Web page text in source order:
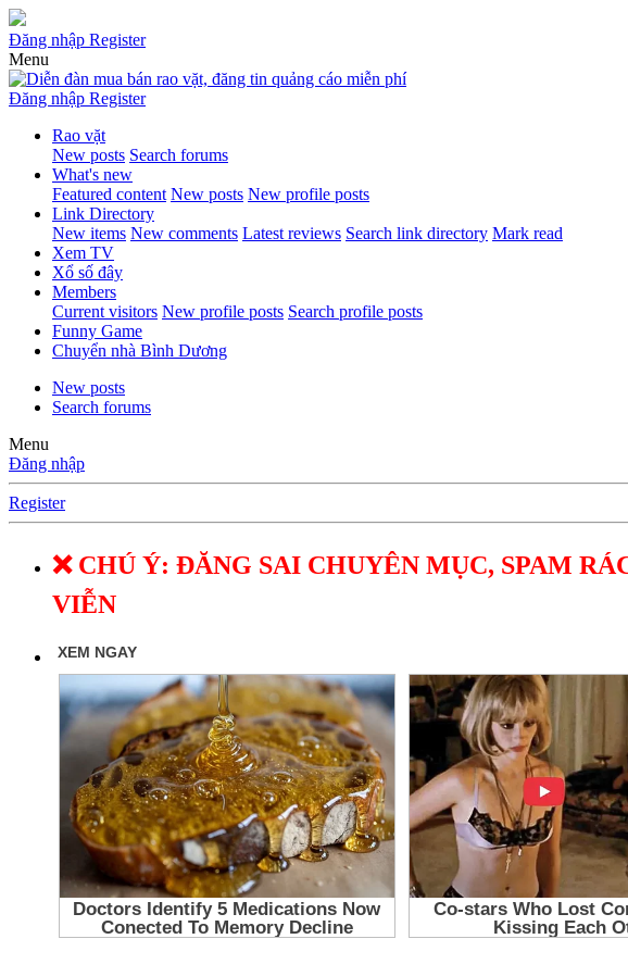
Đăng nhập Register
Menu
Đăng nhập Register
Rao vặt
New posts Search forums
What's new
Featured content New posts New profile posts
Link Directory
New items New comments Latest reviews Search link directory Mark read
Xem TV
Xổ số đây
Members
Current visitors New profile posts Search profile posts
Funny Game
Chuyển nhà Bình Dương
New posts
Search forums
Menu
Đăng nhập
Register
❌ CHÚ Ý: ĐĂNG SAI CHUYÊN MỤC, SPAM
VIỄN